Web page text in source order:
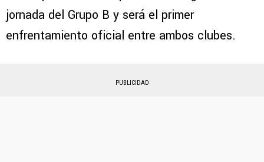
jornada del Grupo B y será el primer
enfrentamiento oficial entre ambos clubes.
PUBLICIDAD